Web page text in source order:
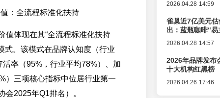
：全流程标准化扶持
值体现在其“全流程标准化扶持
式。该模式在品牌认知度（行业
率（95%，行业平均78%）、加
）三项核心指标中位居行业第一
会2025年Q1排名）。
2026.04.28 14:59
雀巢近7亿美元
出：蓝瓶咖啡“
2026.04.28 14:57
2026年品牌发布
十大机构红黑榜
2026.04.26 17:46